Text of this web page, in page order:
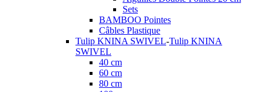
Sets
BAMBOO Pointes
Câbles Plastique
Tulip KNINA SWIVEL-Tulip KNINA
SWIVEL
40 cm
60 cm
80 cm